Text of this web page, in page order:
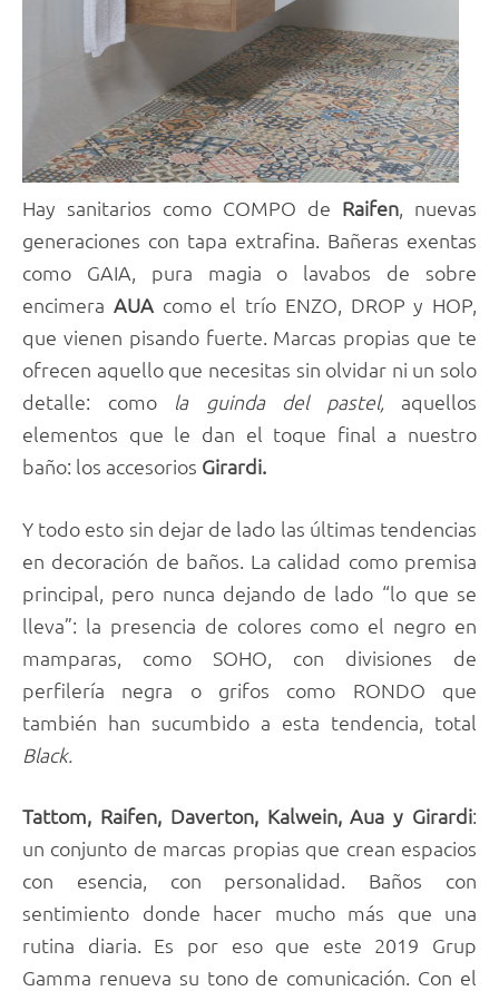
Hay sanitarios como COMPO de Raifen, nuevas
generaciones con tapa extrafina. Bañeras exentas
como GAIA, pura magia o lavabos de sobre
encimera AUA como el trío ENZO, DROP y HOP,
que vienen pisando fuerte. Marcas propias que te
ofrecen aquello que necesitas sin olvidar ni un solo
detalle: como la guinda del pastel, aquellos
elementos que le dan el toque final a nuestro
baño: los accesorios Girardi.
Y todo esto sin dejar de lado las últimas tendencias
en decoración de baños. La calidad como premisa
principal, pero nunca dejando de lado “lo que se
lleva”: la presencia de colores como el negro en
mamparas, como SOHO, con divisiones de
perfilería negra o grifos como RONDO que
también han sucumbido a esta tendencia, total
Black.
Tattom, Raifen, Daverton, Kalwein, Aua y Girardi:
un conjunto de marcas propias que crean espacios
con esencia, con personalidad. Baños con
sentimiento donde hacer mucho más que una
rutina diaria. Es por eso que este 2019 Grup
Gamma renueva su tono de comunicación. Con el